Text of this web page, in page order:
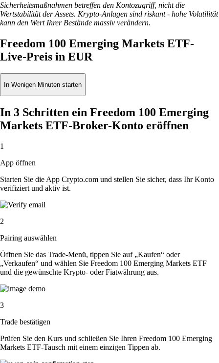
Sicherheitsmaßnahmen betreffen den Kontozugriff, nicht die
Wertstabilität der Assets. Krypto-Anlagen sind riskant - hohe Volatilität
kann den Wert Ihrer Bestände massiv verändern.
Freedom 100 Emerging Markets ETF-
Live-Preis in EUR
In Wenigen Minuten starten
In 3 Schritten ein Freedom 100 Emerging
Markets ETF-Broker-Konto eröffnen
1
App öffnen
Starten Sie die App Crypto.com und stellen Sie sicher, dass Ihr Konto
verifiziert und aktiv ist.
2
Pairing auswählen
Öffnen Sie das Trade-Menü, tippen Sie auf „Kaufen“ oder
„Verkaufen“ und wählen Sie Freedom 100 Emerging Markets ETF
und die gewünschte Krypto- oder Fiatwährung aus.
3
Trade bestätigen
Prüfen Sie den Kurs und schließen Sie Ihren Freedom 100 Emerging
Markets ETF-Tausch mit einem einzigen Tippen ab.